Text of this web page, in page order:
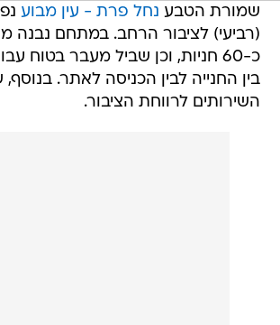
שמורת הטבע נחל פרת - עין מבוע
(רביעי) לציבור הרחב. במתחם נבנה
כ-60 חניות, וכן שביל מעבר בטוח
בין החנייה לבין הכניסה לאתר.
השירותים לרווחת הציבור.